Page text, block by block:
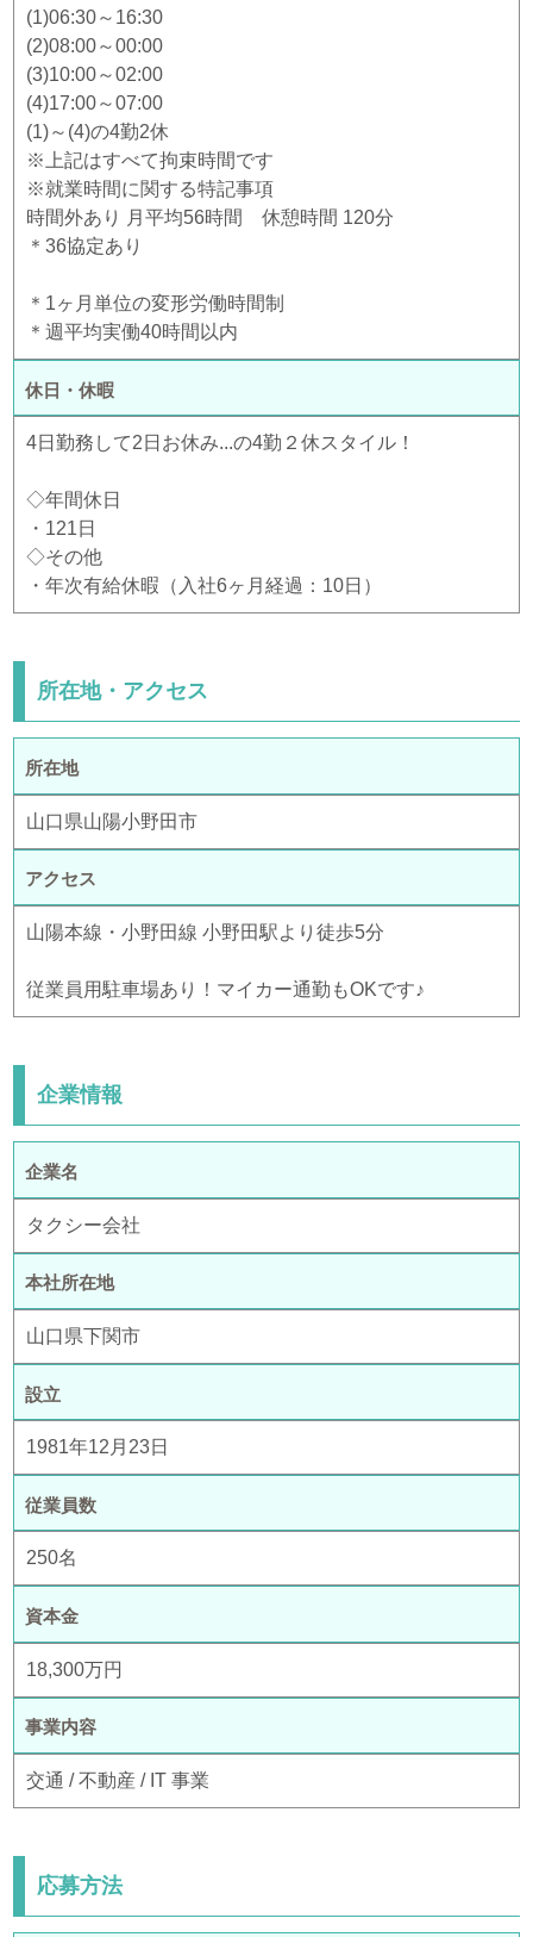
(1)06:30～16:30
(2)08:00～00:00
(3)10:00～02:00
(4)17:00～07:00
(1)～(4)の4勤2休
※上記はすべて拘束時間です
※就業時間に関する特記事項
時間外あり 月平均56時間 休憩時間 120分
＊36協定あり
＊1ヶ月単位の変形労働時間制
＊週平均実働40時間以内
休日・休暇
4日勤務して2日お休み...の4勤２休スタイル！
◇年間休日
・121日
◇その他
・年次有給休暇（入社6ヶ月経過：10日）
所在地・アクセス
所在地
山口県山陽小野田市
アクセス
山陽本線・小野田線 小野田駅より徒歩5分
従業員用駐車場あり！マイカー通勤もOKです♪
企業情報
企業名
タクシー会社
本社所在地
山口県下関市
設立
1981年12月23日
従業員数
250名
資本金
18,300万円
事業内容
交通 / 不動産 / IT 事業
応募方法